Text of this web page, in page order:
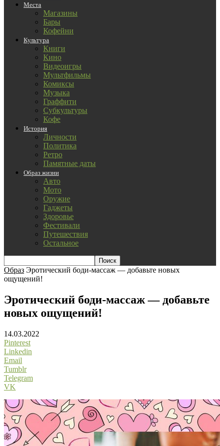
Места
Магазины
Бары
Кофейни
Культура
Книги
Кино
Видеоигры
Мультфильмы
Комиксы
Музыка
Граффити
Субкультуры
Кофе
История
Личности
Политика
Ретро
Памятные даты
Образ жизни
Авто
Мото
Оружие
Гаджеты
Здоровье
Фестивали
Путешествия
Остальное
Образ Эротический боди-массаж — добавьте новых
ощущений!
Эротический боди-массаж — добавьте
новых ощущений!
14.03.2022
Pinterest
Linkedin
Email
Tumblr
Telegram
VK